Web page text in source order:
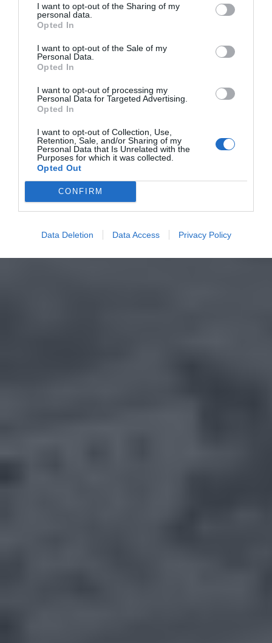
I want to opt-out of the Sharing of my
personal data.
Opted In
I want to opt-out of the Sale of my
Personal Data.
Opted In
I want to opt-out of processing my
Personal Data for Targeted Advertising.
Opted In
I want to opt-out of Collection, Use,
Retention, Sale, and/or Sharing of my
Personal Data that Is Unrelated with the
Purposes for which it was collected.
Opted Out
CONFIRM
Data Deletion Data Access Privacy Policy